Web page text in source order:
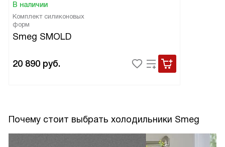
В наличии
Комплект силиконовых
форм
Smeg SMOLD
20 890 руб.
Почему стоит выбрать холодильники Smeg